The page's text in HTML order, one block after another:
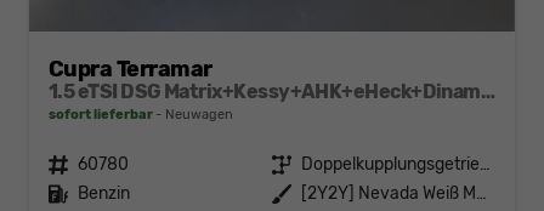
Cupra Terramar
1.5 eTSI DSG Matrix+Kessy+AHK+eHeck+Dinamica+CarPlay+eHeck+GV5
sofort lieferbar Neuwagen
Fahrzeugnr. 60780 Getriebe
Doppelkupplungsgetriebe (DSG)
Kraftstoff Benzin Außenfarbe
[2Y2Y] Nevada Weiß Metallic